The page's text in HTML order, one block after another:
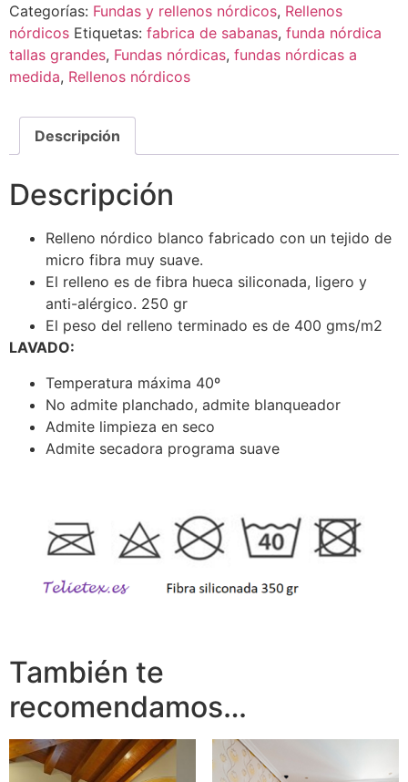
Categorías: Fundas y rellenos nórdicos, Rellenos
nórdicos Etiquetas: fabrica de sabanas, funda nórdica
tallas grandes, Fundas nórdicas, fundas nórdicas a
medida, Rellenos nórdicos
Descripción
Descripción
Relleno nórdico blanco fabricado con un tejido de
micro fibra muy suave.
El relleno es de fibra hueca siliconada, ligero y
anti-alérgico. 250 gr
El peso del relleno terminado es de 400 gms/m2
LAVADO:
Temperatura máxima 40º
No admite planchado, admite blanqueador
Admite limpieza en seco
Admite secadora programa suave
También te
recomendamos…